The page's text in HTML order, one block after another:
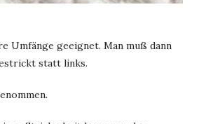
Umfänge geeignet. Man muß dann
statt links.